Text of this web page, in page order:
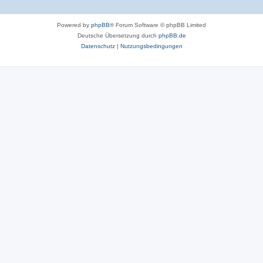
Powered by phpBB® Forum Software © phpBB Limited
Deutsche Übersetzung durch phpBB.de
Datenschutz| Nutzungsbedingungen